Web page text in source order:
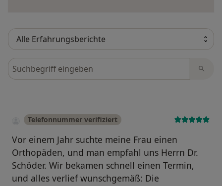
Bewertungen durchsuchen
Telefonnummer verifiziert
Vor einem Jahr suchte meine Frau einen
Orthopäden, und man empfahl uns Herrn Dr.
Schöder. Wir bekamen schnell einen Termin,
und alles verlief wunschgemäß: Die